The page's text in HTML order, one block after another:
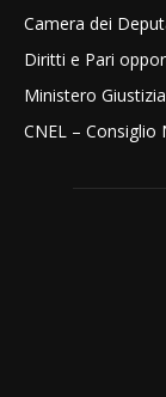
Camera dei
Diritti e Pari
Ministero Giustizia
CNEL –